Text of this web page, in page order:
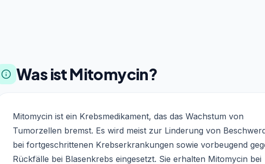
Was ist Mitomycin?
Mitomycin ist ein Krebsmedikament, das das Wachstum von
Tumorzellen bremst. Es wird meist zur Linderung von
bei fortgeschrittenen Krebserkrankungen sowie vorbeugend
Rückfälle bei Blasenkrebs eingesetzt. Sie erhalten Mitomycin bei